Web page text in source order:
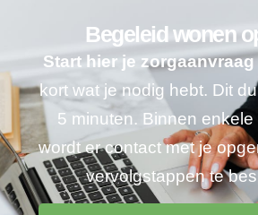
Begeleid wonen
Start hier je zorgaanvraag
kort wat je nodig hebt. Dit
5 minuten. Binnen
wordt er contact met je
vervolgstappen te